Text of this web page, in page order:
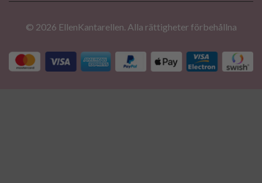
© 2026 EllenKantarellen. Alla rättigheter förbehållna